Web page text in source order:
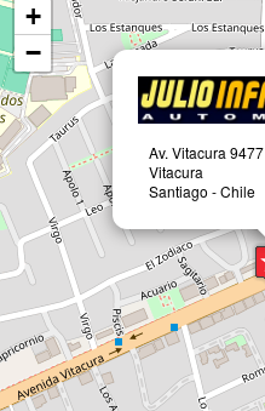
Av. Vitacura 9477
Vitacura
Santiago - Chile
+
−